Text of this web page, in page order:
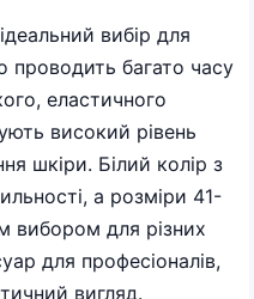
вибір для
проводить багато часу
еластичного
високий рівень
шкіри. Білий колір з
а розміри 41-
вибором для різних
для професіоналів,
вигляд.